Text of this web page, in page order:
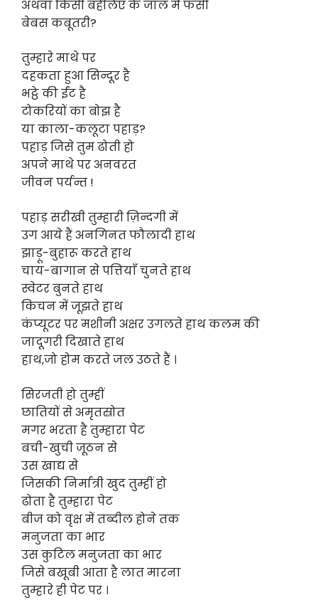
अथवा किसी बहेलिए के जाल में फँसी
बेबस कबूतरी?
तुम्हारे माथे पर
दहकता हुआ सिन्दूर है
भट्ठे की ईंट है
टोकरियों का बोझ है
या काला-कलूटा पहाड़?
पहाड़ जिसे तुम ढोती हो
अपने माथे पर अनवरत
जीवन पर्यन्त !
पहाड़ सरीखी तुम्हारी ज़िन्दगी में
उग आये हैं अनगिनत फौलादी हाथ
झाड़ू-बुहारू करते हाथ
चाय-बागान से पत्तियाँ चुनते हाथ
स्वेटर बुनते हाथ
किचन में जूझते हाथ
कंप्यूटर पर मशीनी अक्षर उगलते हाथ कलम की
जादूगरी दिखाते हाथ
हाथ,जो होम करते जल उठते हैं ।
सिरजती हो तुम्हीं
छातियों से अमृतस्रोत
मगर भरता है तुम्हारा पेट
बची-खुची जूठन से
उस खाद्य से
जिसकी निर्मात्री खुद तुम्हीं हो
ढोता है तुम्हारा पेट
बीज को वृक्ष में तब्दील होने तक
मनुजता का भार
उस कुटिल मनुजता का भार
जिसे बखूबी आता है लात मारना
तुम्हारे ही पेट पर ।